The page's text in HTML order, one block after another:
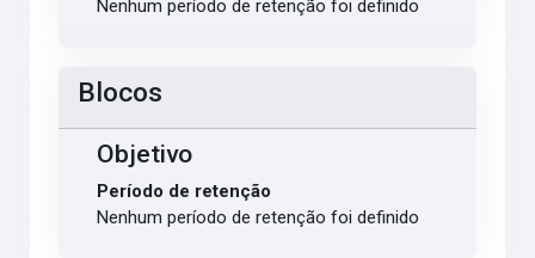
Nenhum período de retenção foi definido
Blocos
Objetivo
Período de retenção
Nenhum período de retenção foi definido